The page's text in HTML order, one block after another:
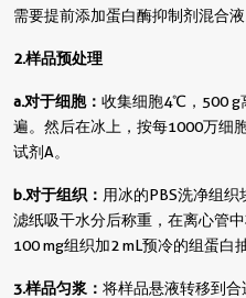
需要提前添加蛋白酶抑制剂混合液
2. 样品预处理
a. 对于细胞： 收集细胞4℃，500 g
遍。然后在冰上，按每1000万细
试剂A。
b. 对于组织： 用冰的PBS洗净组
滤纸吸干水分后称重，在离心管
100 mg组织加2 mL预冷的组蛋白
3. 样品匀浆： 将样品悬液转移到